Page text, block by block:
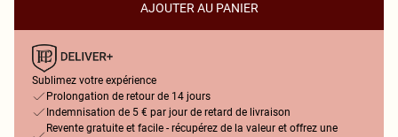
AJOUTER AU PANIER
Sublimez votre expérience
Prolongation de retour de 14 jours
Indemnisation de 5 € par jour de retard de livraison
Revente gratuite et facile - récupérez de la valeur et offrez une